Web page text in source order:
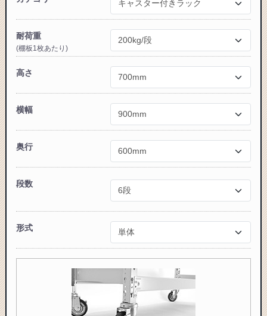
耐荷重
(棚板1枚あたり)
高さ
横幅
奥行
段数
形式
カートに追加しました。
スチールラック3台以上の場合、見積書にてお値引き保証い
たします！
1台でも大量導入でも無料お見積・ご注文を受け付けており
ます(安心保証付き)
無料お見積する
お買い物を続ける